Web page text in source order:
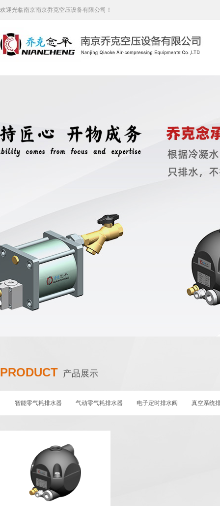
欢迎光临南京南京乔克空压设备有限公司！
PRODUCT 产品展示
智能零气耗排水器 气动零气耗排水器 电子定时排水阀 真空系统